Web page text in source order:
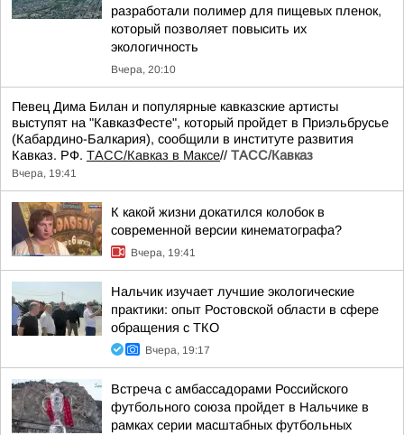
разработали полимер для пищевых пленок,
который позволяет повысить их
экологичность
Вчера, 20:10
Певец Дима Билан и популярные кавказские артисты
выступят на "КавказФесте", который пройдет в Приэльбрусье
(Кабардино-Балкария), сообщили в институте развития
Кавказ. РФ. ТАСС/Кавказ в Максе// ТАСС/Кавказ
Вчера, 19:41
К какой жизни докатился колобок в
современной версии кинематографа?
Вчера, 19:41
Нальчик изучает лучшие экологические
практики: опыт Ростовской области в сфере
обращения с ТКО
Вчера, 19:17
Встреча с амбассадорами Российского
футбольного союза пройдет в Нальчике в
рамках серии масштабных футбольных